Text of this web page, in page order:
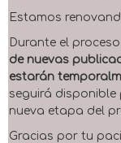
Estamos
Durante el
de nuevas
estarán
seguirá
nueva etapa del
Gracias por tu